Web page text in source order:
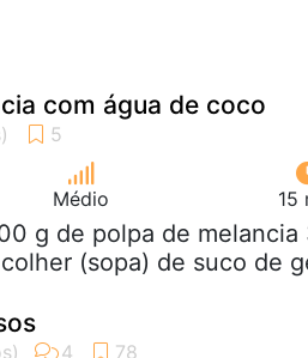
com água de coco
Médio 15
g de polpa de
(sopa) de suco de